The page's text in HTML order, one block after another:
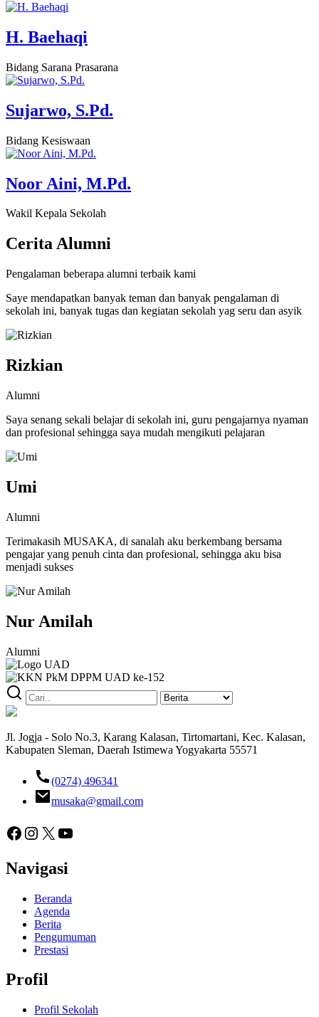
H. Baehaqi
Bidang Sarana Prasarana
Sujarwo, S.Pd.
Bidang Kesiswaan
Noor Aini, M.Pd.
Wakil Kepala Sekolah
CeritaAlumni
Pengalaman beberapa alumni terbaik kami
Saye mendapatkan banyak teman dan banyak pengalaman di
sekolah ini, banyak tugas dan kegiatan sekolah yag seru dan asyik
Rizkian
Alumni
Saya senang sekali belajar di sekolah ini, guru pengajarnya nyaman
dan profesional sehingga saya mudah mengikuti pelajaran
Umi
Alumni
Terimakasih MUSAKA, di sanalah aku berkembang bersama
pengajar yang penuh cinta dan profesional, sehingga aku bisa
menjadi sukses
Nur Amilah
Alumni
Jl. Jogja - Solo No.3, Karang Kalasan, Tirtomartani, Kec. Kalasan,
Kabupaten Sleman, Daerah Istimewa Yogyakarta 55571
(0274) 496341
musaka@gmail.com
Facebook
Instagram
X YouTube
Navigasi
Beranda
Agenda
Berita
Pengumuman
Prestasi
Profil
Profil Sekolah